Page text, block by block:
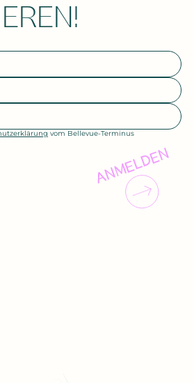
vom Bellevue-Terminus
ANMELDEN